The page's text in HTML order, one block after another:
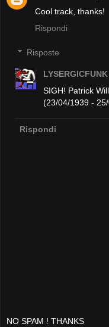
Cool track, thanks!
Rispondi
Risposte
LYSERGICFUNK
SIGH! Patrick
(23/04/1939 -
Rispondi
NO SPAM ! THANKS